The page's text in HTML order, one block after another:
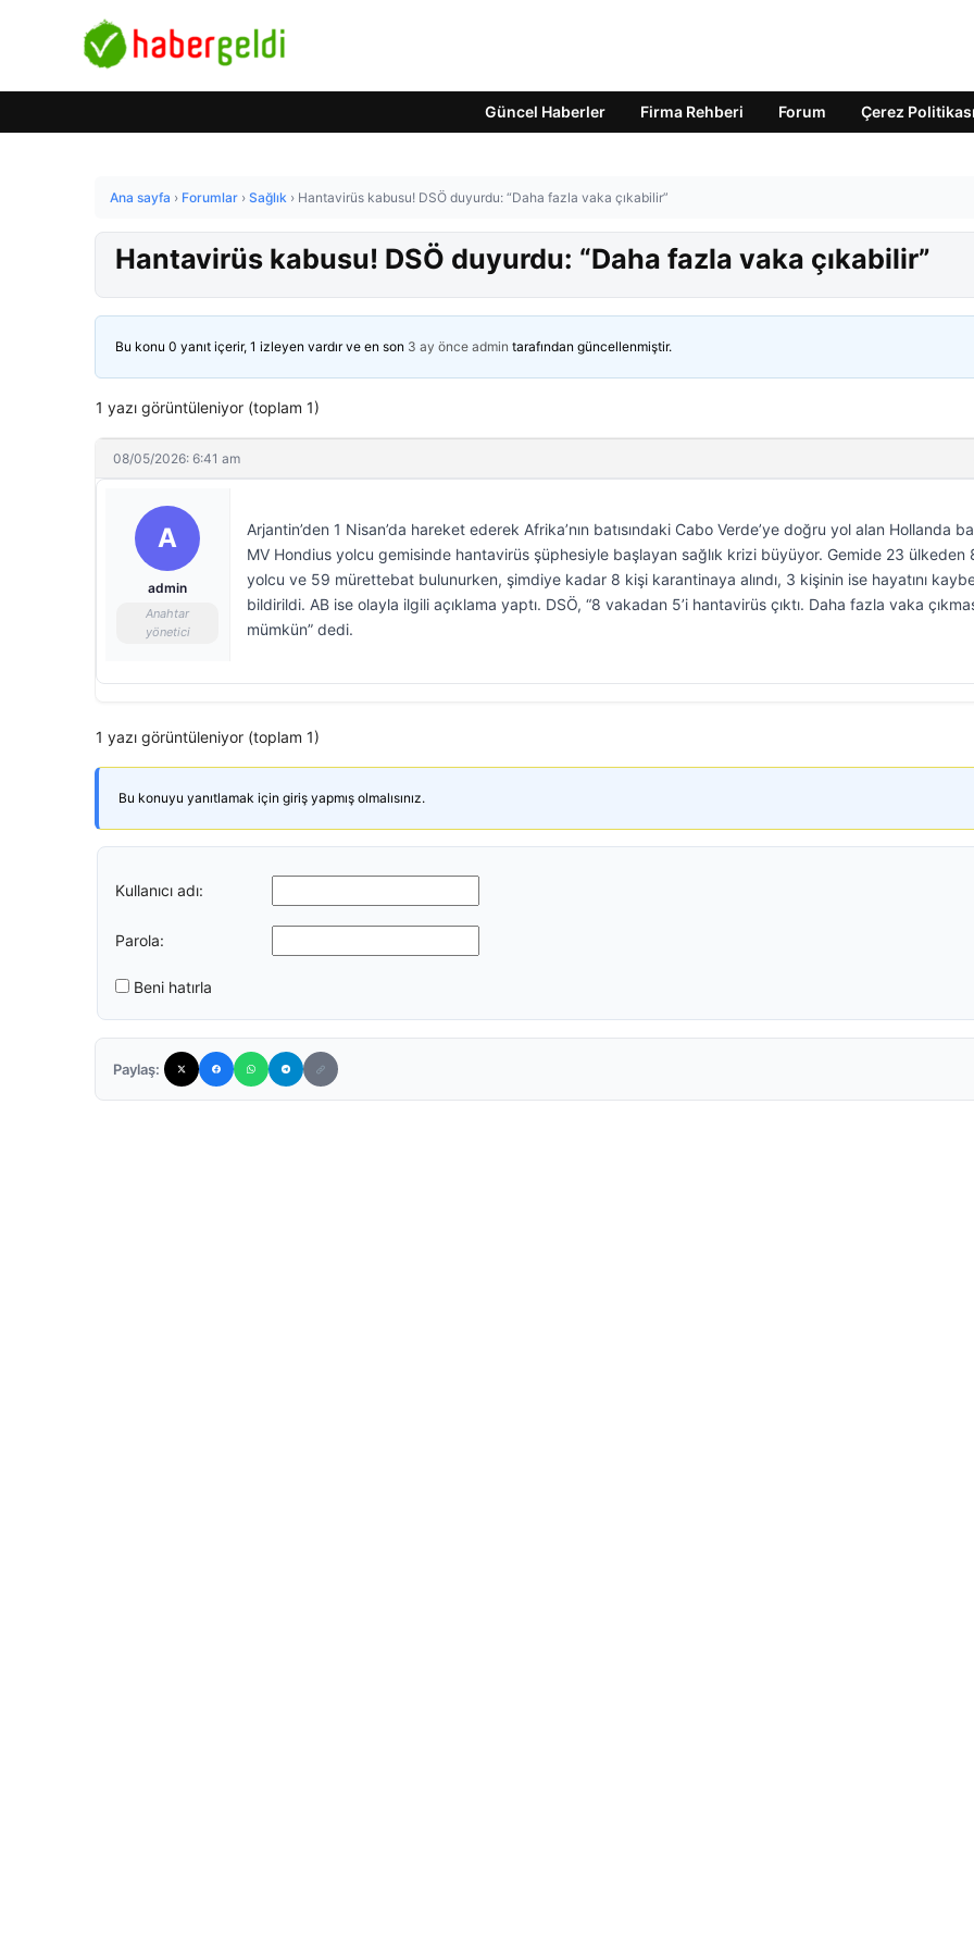
Güncel Haberler Firma Rehberi Forum Çerez Politikası
Ana sayfa › Forumlar › Sağlık › Hantavirüs kabusu! DSÖ duyurdu: “Daha fazla vaka çıkabilir”
Hantavirüs kabusu! DSÖ duyurdu: “Daha fazla vaka çıkabilir”
Bu konu 0 yanıt içerir, 1 izleyen vardır ve en son 3 ay önce admin tarafından güncellenmiştir.
1 yazı görüntüleniyor (toplam 1)
08/05/2026: 6:41 am
A
admin
Anahtar
yönetici
Arjantin’den 1 Nisan’da hareket ederek Afrika’nın batısındaki Cabo Verde’ye doğru yol alan Hollanda
MV Hondius yolcu gemisinde hantavirüs şüphesiyle başlayan sağlık krizi büyüyor. Gemide 23 ülkeden
yolcu ve 59 mürettebat bulunurken, şimdiye kadar 8 kişi karantinaya alındı, 3 kişinin ise hayatını
bildirildi. AB ise olayla ilgili açıklama yaptı. DSÖ, “8 vakadan 5’i hantavirüs çıktı. Daha fazla vaka
mümkün” dedi.
1 yazı görüntüleniyor (toplam 1)
Bu konuyu yanıtlamak için giriş yapmış olmalısınız.
Kullanıcı adı:
Parola:
Beni hatırla
Paylaş: